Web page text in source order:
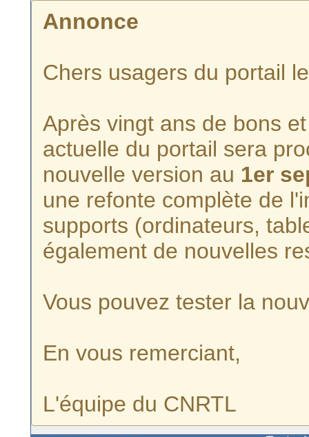
Annonce
Chers usagers du portail
Après vingt ans de bons
actuelle du portail sera
nouvelle version au 1er
une refonte complète de
supports (ordinateurs,
également de nouvelles
Vous pouvez tester la
En vous remerciant,
L'équipe du CNRTL